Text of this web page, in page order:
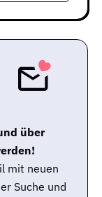
über
mit neuen
Suche und